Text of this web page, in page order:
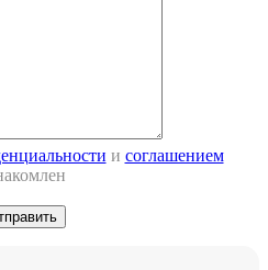
и соглашением